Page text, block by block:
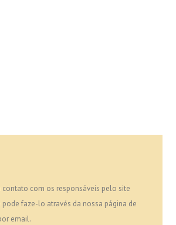
contato com os responsáveis pelo site
pode faze-lo através da nossa página de
email.